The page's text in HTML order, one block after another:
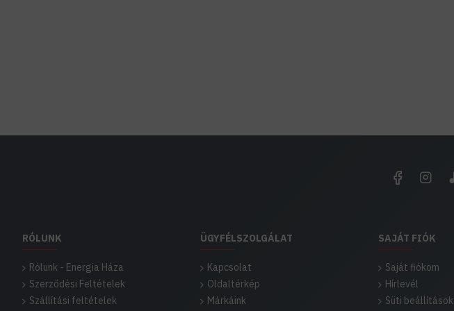
RÓLUNK
Rólunk - Energia Háza
Szerződési Feltételek
Szállítási feltételek
ÜGYFÉLSZOLGÁLAT
Kapcsolat
Oldaltérkép
Márkáink
SAJÁT FIÓK
Saját fiókom
Hírlevél
Süti beállítások